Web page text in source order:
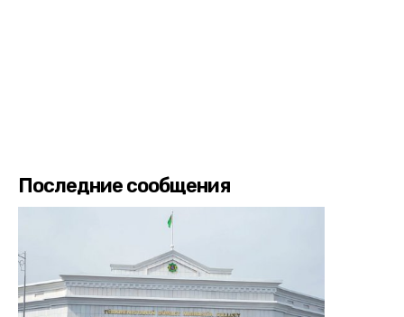
Последние сообщения